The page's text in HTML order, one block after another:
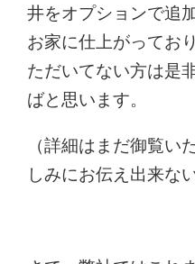
井をオプションで追
お家に仕上がってお
ただいてない方は是
ばと思います。
（詳細はまだ御覧い
しみにお伝え出来な